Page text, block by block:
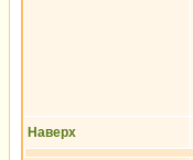
Наверх